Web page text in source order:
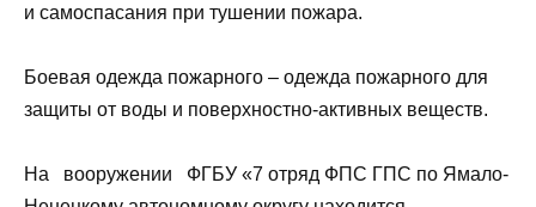
и самоспасания при тушении пожара.
Боевая одежда пожарного – одежда пожарного для
защиты от воды и поверхностно-активных веществ.
На вооружении ФГБУ «7 отряд ФПС ГПС по Ямало-